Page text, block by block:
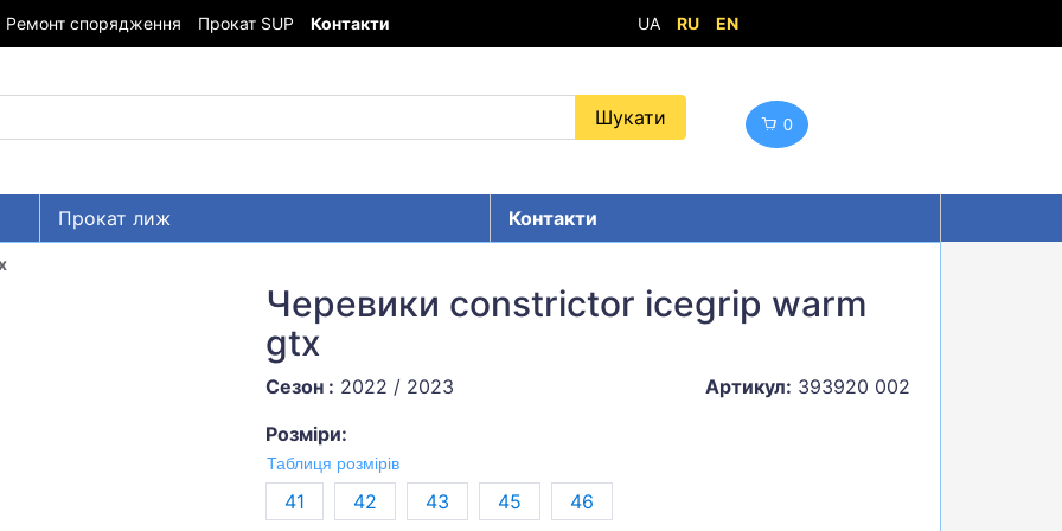
Ремонт спорядження Прокат SUP Контакти UA RU EN
0
Прокат лиж
Контакти
Черевики constrictor icegrip warm
gtx
Сезон : 2022 / 2023 Артикул: 393920 002
Розміри:
Таблиця розмірів
41 42 43 45 46